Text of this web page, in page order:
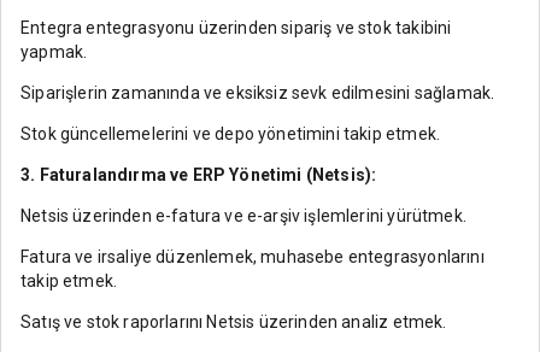
Entegra entegrasyonu üzerinden sipariş ve stok takibini
yapmak.
Siparişlerin zamanında ve eksiksiz sevk edilmesini sağlamak.
Stok güncellemelerini ve depo yönetimini takip etmek.
3. Faturalandırma ve ERP Yönetimi (Netsis):
Netsis üzerinden e-fatura ve e-arşiv işlemlerini yürütmek.
Fatura ve irsaliye düzenlemek, muhasebe entegrasyonlarını
takip etmek.
Satış ve stok raporlarını Netsis üzerinden analiz etmek.